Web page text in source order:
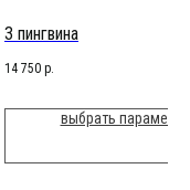
3 пингвина
14 750 р.
выбрать